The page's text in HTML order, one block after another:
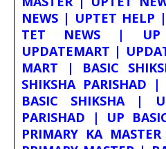
NEWS | UPTET HELP
TET NEWS |
UPDATEMART |
MART | BASIC
SHIKSHA PARISHAD
BASIC SHIKSHA |
PARISHAD | UP
PRIMARY KA